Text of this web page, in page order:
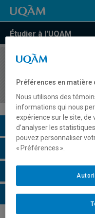
Étudier à l'UQAM
COURS//
hôtellerie et
Description du cours
Horaire - Été 2026
Horaire - Automne 2026
Horaire - Hiver 2027
Préférences en matière
Nous utilisons des
informations qui nous
expérience sur le site, de
d’analyser les
pouvez personnaliser
« Préférences ».